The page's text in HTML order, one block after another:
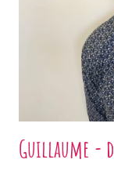
Guillaume -